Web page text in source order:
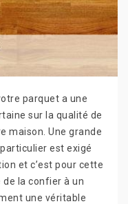
parquet a une
sur la qualité de
maison. Une grande
est exigé
et c’est pour cette
de la confier à un
une véritable